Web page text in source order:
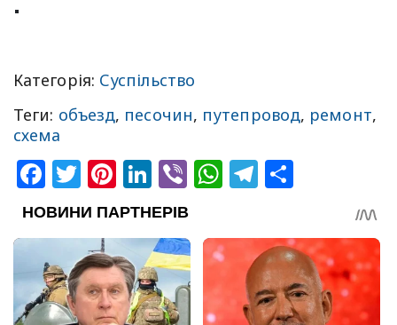
Категорія: Суспільство
Теги: объезд, песочин, путепровод, ремонт,
схема
Facebook
Twitter
Pinterest
LinkedIn
ViberWhatsApp
Telegram